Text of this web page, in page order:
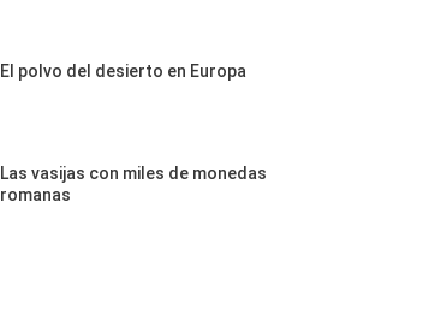
El polvo del desierto en Europa
Las vasijas con miles de monedas
romanas